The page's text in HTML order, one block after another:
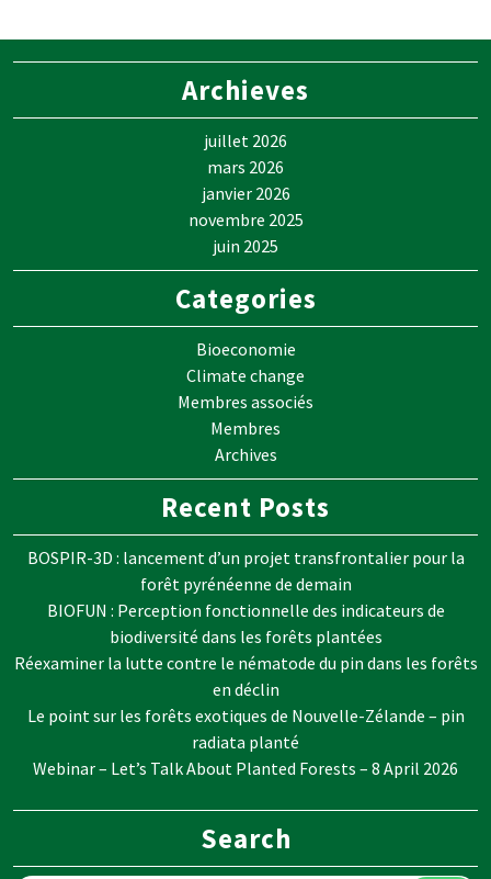
Archieves
juillet 2026
mars 2026
janvier 2026
novembre 2025
juin 2025
Categories
Bioeconomie
Climate change
Membres associés
Membres
Archives
Recent Posts
BOSPIR-3D : lancement d’un projet transfrontalier pour la
forêt pyrénéenne de demain
BIOFUN : Perception fonctionnelle des indicateurs de
biodiversité dans les forêts plantées
Réexaminer la lutte contre le nématode du pin dans les forêts
en déclin
Le point sur les forêts exotiques de Nouvelle-Zélande – pin
radiata planté
Webinar – Let’s Talk About Planted Forests – 8 April 2026
Search